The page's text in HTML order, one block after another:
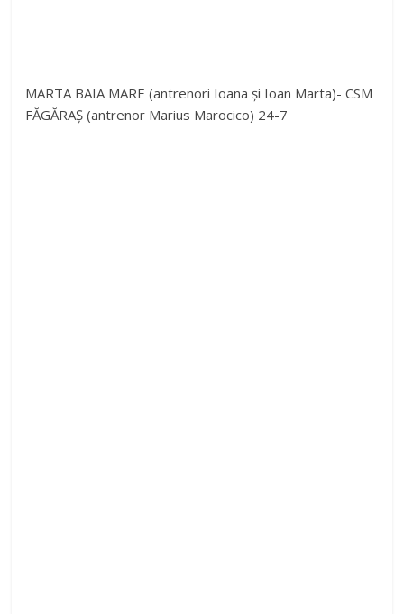
MARTA BAIA MARE (antrenori Ioana și Ioan Marta)- CSM
FĂGĂRAȘ (antrenor Marius Marocico) 24-7